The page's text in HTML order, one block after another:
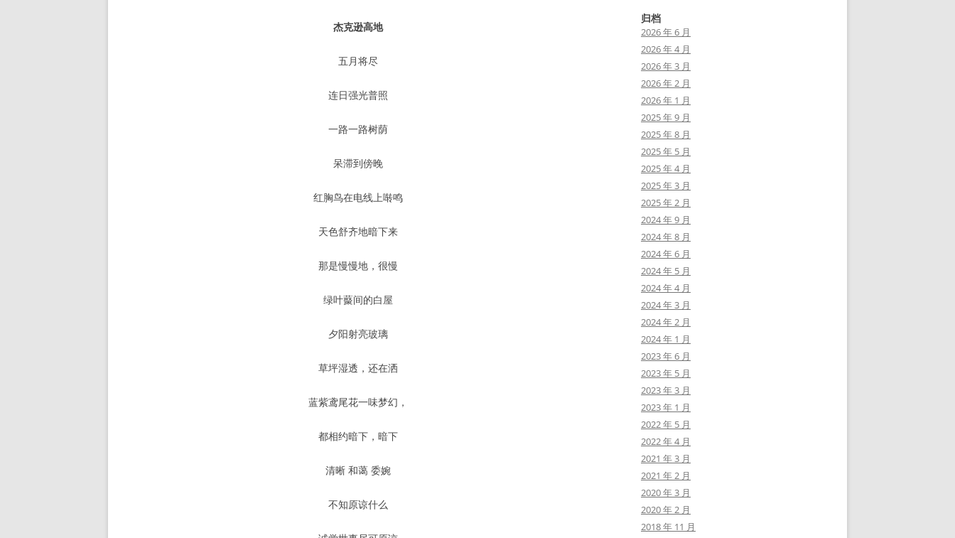
杰克逊高地
五月将尽
连日强光普照
一路一路树荫
呆滞到傍晚
红胸鸟在电线上啭鸣
天色舒齐地暗下来
那是慢慢地，很慢
绿叶藂间的白屋
夕阳射亮玻璃
草坪湿透，还在洒
蓝紫鸢尾花一味梦幻，
都相约暗下，暗下
清晰 和蔼 委婉
不知原谅什么
归档
2026 年 6 月
2026 年 4 月
2026 年 3 月
2026 年 2 月
2026 年 1 月
2025 年 9 月
2025 年 8 月
2025 年 5 月
2025 年 4 月
2025 年 3 月
2025 年 2 月
2024 年 9 月
2024 年 8 月
2024 年 6 月
2024 年 5 月
2024 年 4 月
2024 年 3 月
2024 年 2 月
2024 年 1 月
2023 年 6 月
2023 年 5 月
2023 年 3 月
2023 年 1 月
2022 年 5 月
2022 年 4 月
2021 年 3 月
2021 年 2 月
2020 年 3 月
2020 年 2 月
2018 年 11 月